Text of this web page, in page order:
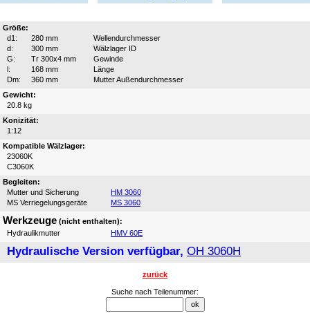
Größe:
d1:
280 mm
Wellendurchmesser
d:
300 mm
Wälzlager ID
G:
Tr 300x4 mm
Gewinde
l:
168 mm
Länge
Dm:
360 mm
Mutter Außendurchmesser
Gewicht:
20.8 kg
Konizität:
1:12
Kompatible Wälzlager:
23060K
C3060K
Begleiten:
Mutter und Sicherung
HM 3060
MS Verriegelungsgeräte
MS 3060
Werkzeuge (nicht enthalten):
Hydraulikmutter
HMV 60E
Hydraulische Version verfügbar, OH 3060H
zurück
Suche nach Teilenummer: